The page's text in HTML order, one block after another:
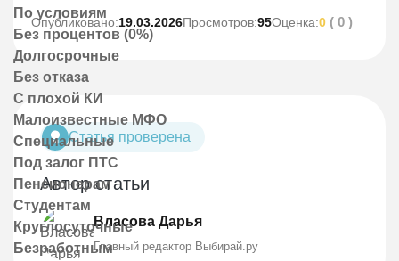
По условиям
Без процентов (0%)
Долгосрочные
Без отказа
С плохой КИ
Малоизвестные МФО
Специальные
Под залог ПТС
Пенсионерам
Студентам
Круглосуточные
Безработным
Опубликовано:19.03.2026Просмотров:95Оценка:0 ( 0 )
Статья проверена
Автор статьи
Власова Дарья
Главный редактор Выбирай.ру